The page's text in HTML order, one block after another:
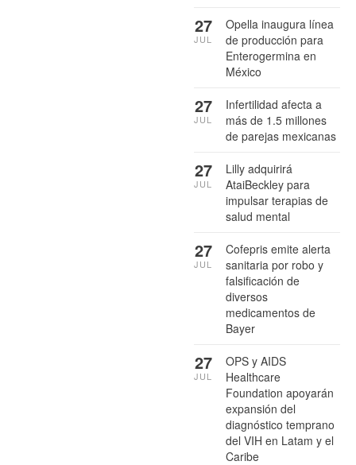
Opella inaugura línea
de producción para
Enterogermina en
México
27
JUL
Infertilidad afecta a
más de 1.5 millones
de parejas mexicanas
27
JUL
Lilly adquirirá
AtaiBeckley para
impulsar terapias de
salud mental
27
JUL
Cofepris emite alerta
sanitaria por robo y
falsificación de
diversos
medicamentos de
Bayer
27
JUL
OPS y AIDS
Healthcare
Foundation apoyarán
expansión del
diagnóstico temprano
del VIH en Latam y el
Caribe
27
JUL